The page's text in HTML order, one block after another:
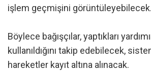
işlem geçmişini görüntüleyebilecek.
Böylece bağışçılar, yaptıkları
kullanıldığını takip edebilecek,
hareketler kayıt altına alınacak.